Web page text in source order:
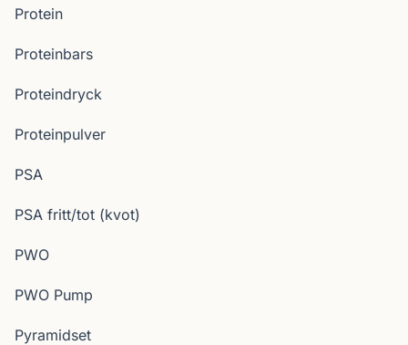
Protein
Proteinbars
Proteindryck
Proteinpulver
PSA
PSA fritt/tot (kvot)
PWO
PWO Pump
Pyramidset